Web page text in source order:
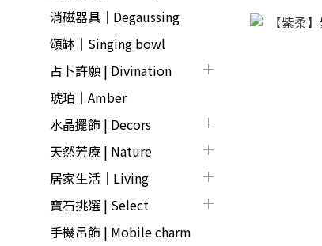
消磁器具｜Degaussing
頌缽｜Singing bowl
占卜許願 | Divination
琥珀｜Amber
水晶擺飾 | Decors
天然芳療 | Nature
居家生活｜Living
寶石挑選 | Select
手機吊飾 | Mobile charm